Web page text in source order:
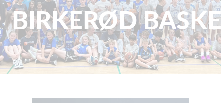
BIRKERØD